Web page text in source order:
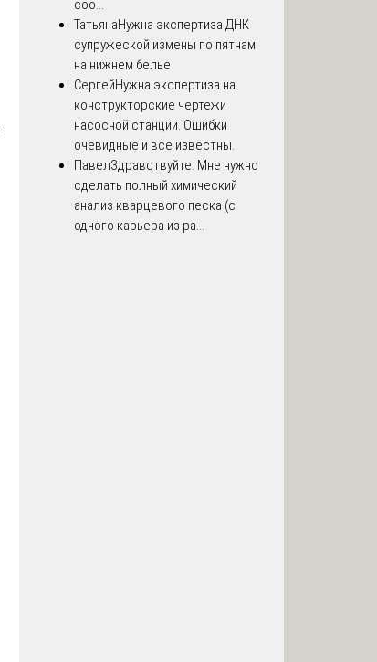
соо...
ТатьянаНужна экспертиза ДНК
супружеской измены по пятнам
на нижнем белье
СергейНужна экспертиза на
конструкторские чертежи
насосной станции. Ошибки
очевидные и все известны.
ПавелЗдравствуйте. Мне нужно
сделать полный химический
анализ кварцевого песка (с
одного карьера из ра...